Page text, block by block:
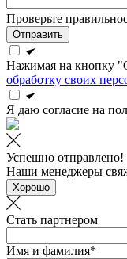
Проверьте
Отправить
Нажимая на кнопку
обработку своих
Я даю согласие на
Успешно отправлено!
Наши менеджеры
Хорошо
Стать партнером
Имя и фамилия*